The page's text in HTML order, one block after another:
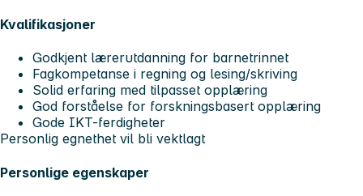
Kvalifikasjoner
Godkjent lærerutdanning for barnetrinnet
Fagkompetanse i regning og lesing/skriving
Solid erfaring med tilpasset opplæring
God forståelse for forskningsbasert opplæring
Gode IKT-ferdigheter
Personlig egnethet vil bli vektlagt
Personlige egenskaper